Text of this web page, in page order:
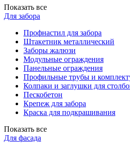
Показать все
Для забора
Профнастил для забора
Штакетник металлический
Заборы жалюзи
Модульные ограждения
Панельные ограждения
Профильные трубы и
Колпаки и заглушки для
Пескобетон
Крепеж для забора
Краска для подкрашивания
Показать все
Для фасада